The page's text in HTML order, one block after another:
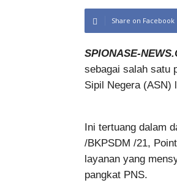
Share on Facebook
SPIONASE-
sebagai salah satu
Sipil Negera (ASN)
Ini tertuang dalam
/BKPSDM /21,
layanan yang
pangkat PNS.